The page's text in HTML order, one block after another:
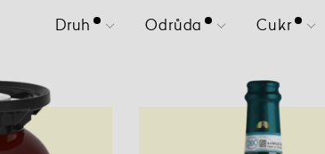
Druh Odrůda Cukr